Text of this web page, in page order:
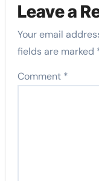
Leave a
Your email
fields are marked
Comment *